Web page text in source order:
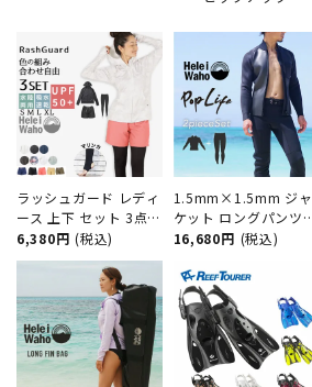
ラッシュガード レディ
ース 上下 セット 3点
フード付き 長袖 トレ
ンカ サーフパンツ 水
着 30代 40代 50代 体
型カバー ゆったり UV
カット 水陸両用 プー
ル 海 ランニング ヨガ
接触冷感 ヘレイワホ
運動 スポーツ 夏
6,380円 (税込)
1.5mm×1.5mm ジャ
ケット ロングパンツ
メンズ ウェットスーツ
レイワホ poplife サー
フィン ダイビング
SUP スノーケル シュ
ノーケリング
16,680円 (税込)